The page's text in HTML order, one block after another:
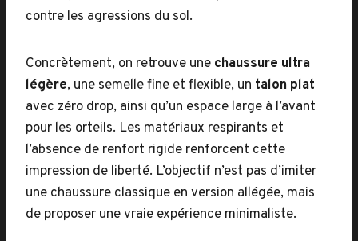
contre les agressions du sol.
Concrètement, on retrouve une chaussure ultra
légère, une semelle fine et flexible, un talon plat
avec zéro drop, ainsi qu’un espace large à l’avant
pour les orteils. Les matériaux respirants et
l’absence de renfort rigide renforcent cette
impression de liberté. L’objectif n’est pas d’imiter
une chaussure classique en version allégée, mais
de proposer une vraie expérience minimaliste.